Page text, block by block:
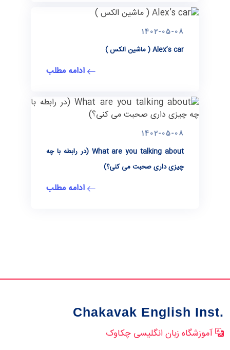
1402-05-08
Alex’s car ( ماشین الکس )
ادامه مطلب
1402-05-08
What are you talking about (در رابطه با چه
چیزی داری صحبت می کنی؟)
ادامه مطلب
Chakavak English Inst.
آموزشگاه زبان انگلیسی چکاوک